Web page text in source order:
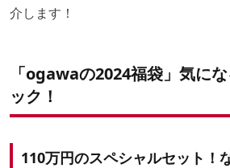
介します！
「ogawaの2024福袋」気に
ック！
110万円のスペシャルセット！